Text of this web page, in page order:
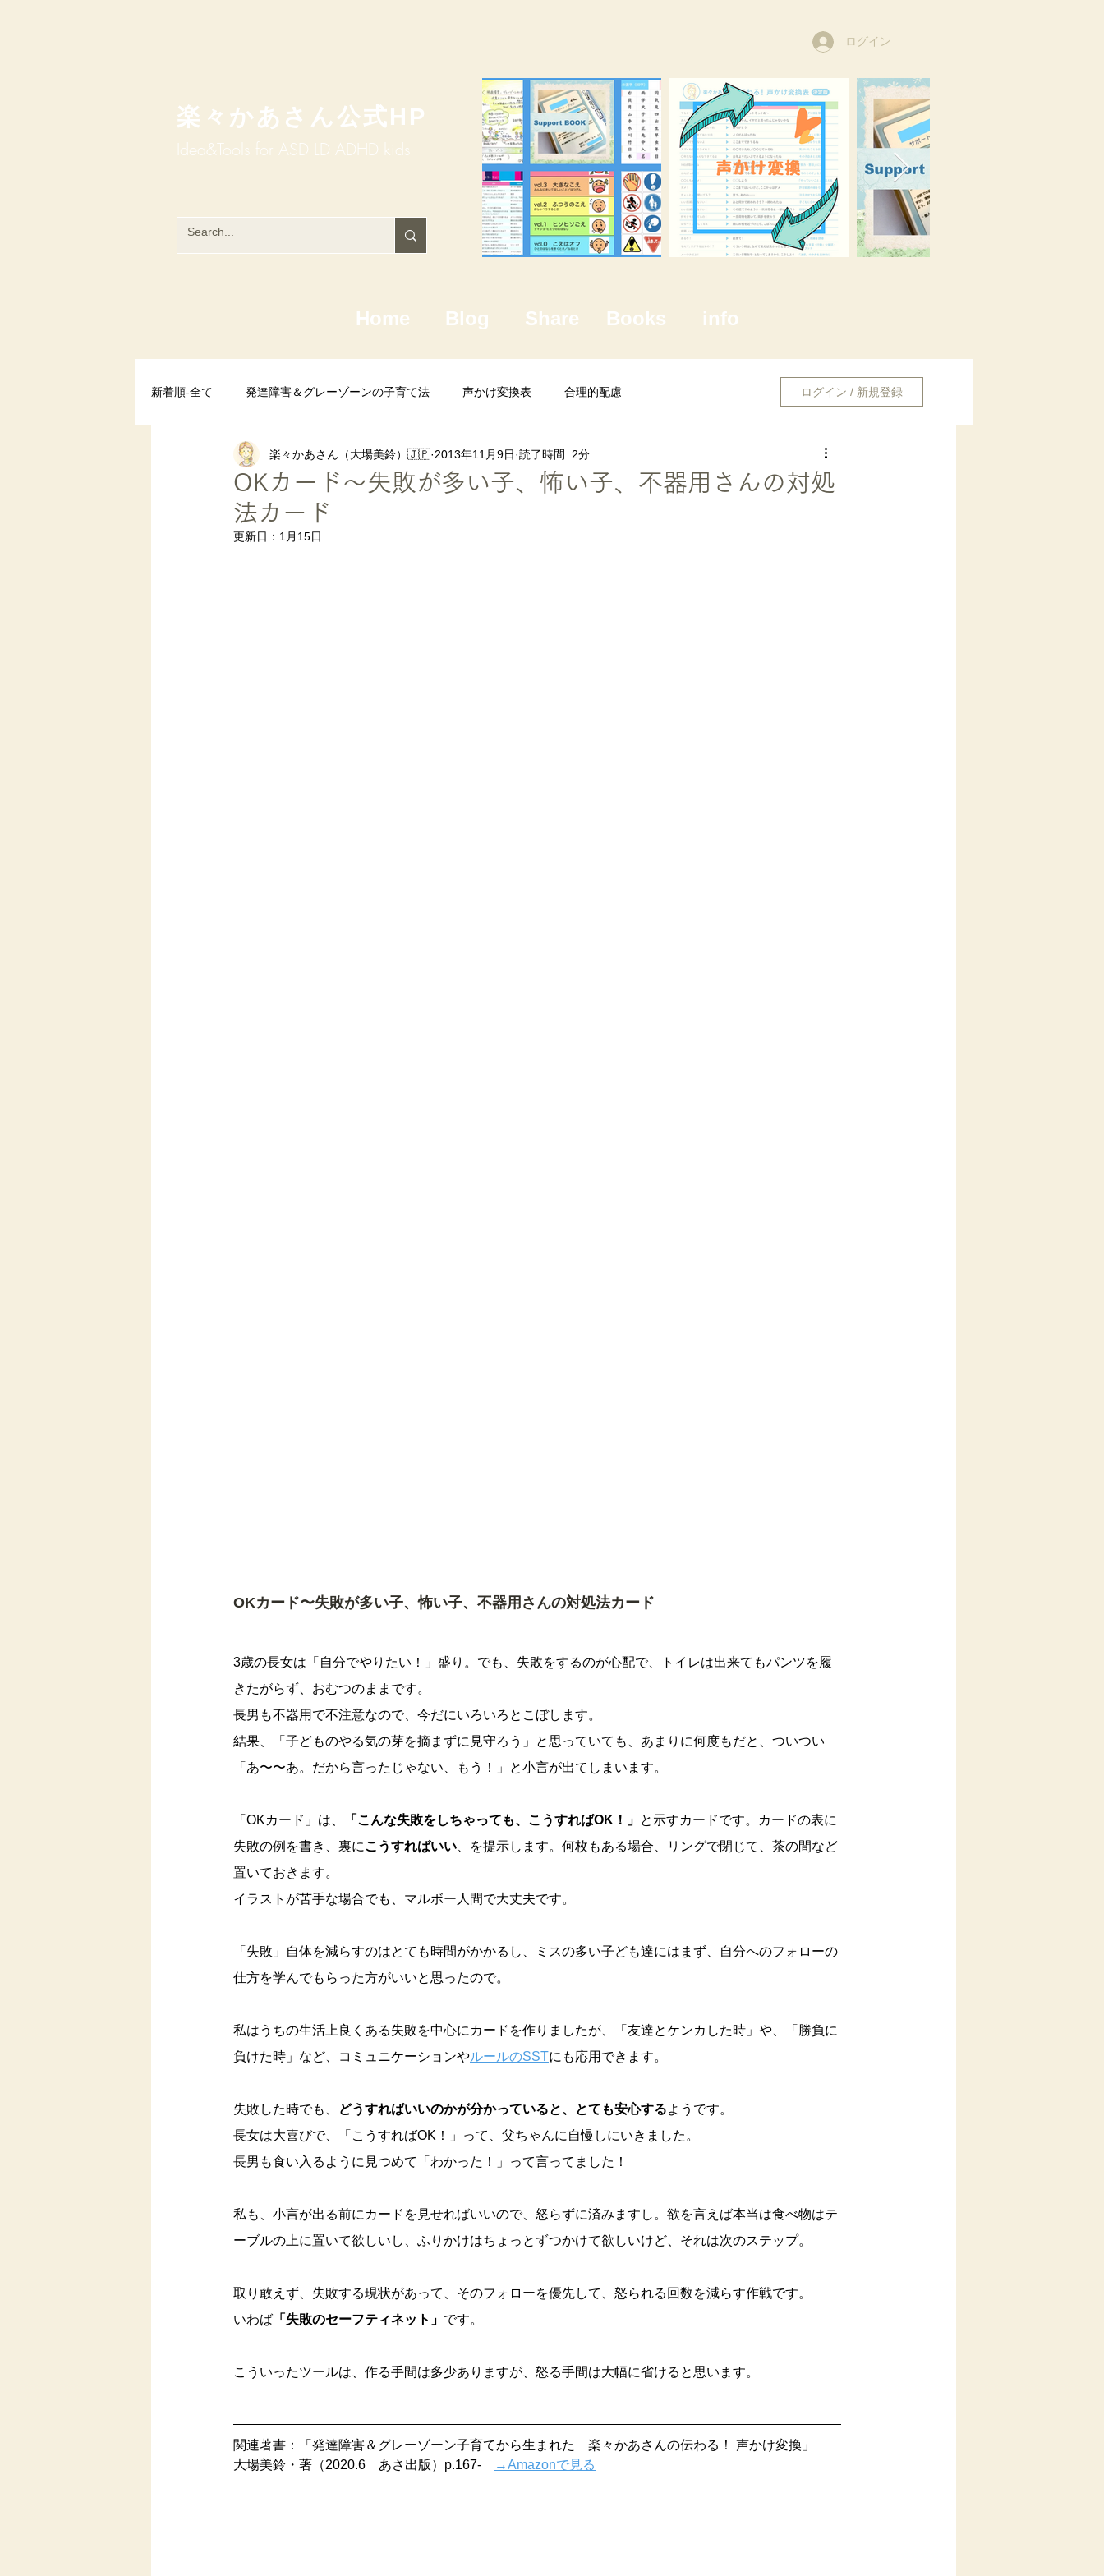
楽々かあさん公式HP
Idea&Tools​​ for ASD LD ADHD kids
ログイン
Home Blog Share Books info
新着順-全て 発達障害＆グレーゾーンの子育て法 声かけ変換表 合理的配慮
ペアレントトレーニング 発達障害と受験・勉強法 10代のための凸凹学
ログイン / 新規登録
OKカード〜失敗が多い子、怖い子、不器用さんの対処
法カード
楽々かあさん（大場美鈴）🇯🇵 2013年11月9日 読了時間: 2分
更新日： 1月15日
OKカード〜失敗が多い子、怖い子、不器用さんの対処法カード
3歳の長女は「自分でやりたい！」盛り。でも、失敗をするのが心配で、トイレは出来てもパンツを履
きたがらず、おむつのままです。
長男も不器用で不注意なので、今だにいろいろとこぼします。
結果、「子どものやる気の芽を摘まずに見守ろう」と思っていても、あまりに何度もだと、ついつい
「あ〜〜あ。だから言ったじゃない、もう！」と小言が出てしまいます。
「OKカード」は、 「こんな失敗をしちゃっても、こうすればOK！」 と示すカードです。カードの表に
失敗の例を書き、裏にこうすればいい 、を提示します。何枚もある場合、リングで閉じて、茶の間など
置いておきます。
イラストが苦手な場合でも、マルボー人間で大丈夫です。
「失敗」自体を減らすのはとても時間がかかるし、ミスの多い子ども達にはまず、自分へのフォローの
仕方を学んでもらった方がいいと思ったので。
私はうちの生活上良くある失敗を中心にカードを作りましたが、「友達とケンカした時」や、「勝負に
負けた時」など、コミュニケーションやルールのSSTにも応用できます。
失敗した時でも、 どうすればいいのかが分かっていると、とても安心するようです。
長女は大喜びで、「こうすればOK！」って、父ちゃんに自慢しにいきました。
長男も食い入るように見つめて「わかった！」って言ってました！
私も、小言が出る前にカードを見せればいいので、怒らずに済みますし。欲を言えば本当は食べ物はテ
ーブルの上に置いて欲しいし、ふりかけはちょっとずつかけて欲しいけど、それは次のステップ。
取り敢えず、失敗する現状があって、そのフォローを優先して、怒られる回数を減らす作戦です。
いわば 「失敗のセーフティネット」 です。
こういったツールは、作る手間は多少ありますが、怒る手間は大幅に省けると思います。
関連著書：「発達障害＆グレーゾーン子育てから生まれた　楽々かあさんの伝わる！ 声かけ変換」
大場美鈴・著（2020.6　あさ出版）p.167-
→Amazonで見る